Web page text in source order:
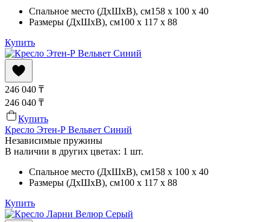
Спальное место (ДхШхВ), см158 x 100 x 40
Размеры (ДхШхВ), см100 x 117 x 88
Купить
246 040 ₸
246 040 ₸
Купить
Кресло Этен-Р Вельвет Синий
Независимые пружины
В наличии в других цветах: 1 шт.
Спальное место (ДхШхВ), см158 x 100 x 40
Размеры (ДхШхВ), см100 x 117 x 88
Купить